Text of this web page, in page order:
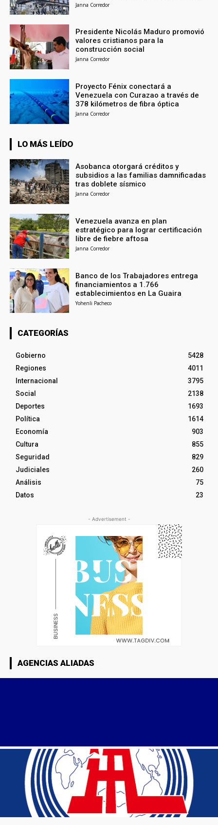
Janna Corredor
Presidente Nicolás Maduro promovió
valores cristianos para la
construcción social
Janna Corredor
Proyecto Fénix conectará a
Venezuela con Curazao a través de
378 kilómetros de fibra óptica
Janna Corredor
LO MÁS LEÍDO
Asobanca otorgará créditos y
subsidios a las familias damnificadas
tras doblete sísmico
Janna Corredor
Venezuela avanza en plan
estratégico para lograr certificación
libre de fiebre aftosa
Janna Corredor
Banco de los Trabajadores entrega
financiamientos a 1.766
establecimientos en La Guaira
Yohenli Pacheco
CATEGORÍAS
Gobierno
5428
Regiones
4011
Internacional
3795
Social
2138
Deportes
1693
Política
1614
Economía
903
Cultura
855
Seguridad
829
Judiciales
260
Análisis
75
Datos
23
- Advertisement -
AGENCIAS ALIADAS